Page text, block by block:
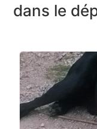
dans le